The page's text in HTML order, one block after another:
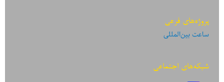
پروژه‌های فرعی
ساعت بین‌المللی
شبکه‌های اجتماعی